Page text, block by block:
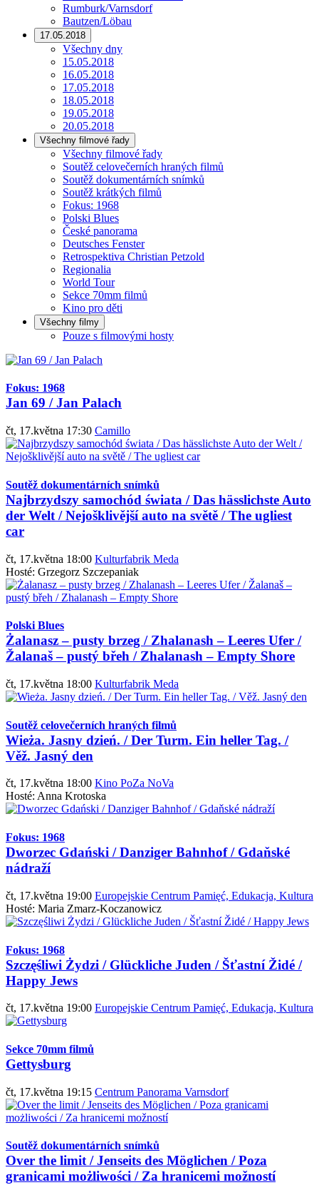
Rumburk/Varnsdorf
Bautzen/Löbau
17.05.2018
Všechny dny
15.05.2018
16.05.2018
17.05.2018
18.05.2018
19.05.2018
20.05.2018
Všechny filmové řady
Všechny filmové řady
Soutěž celovečerních hraných filmů
Soutěž dokumentárních snímků
Soutěž krátkých filmů
Fokus: 1968
Polski Blues
České panorama
Deutsches Fenster
Retrospektiva Christian Petzold
Regionalia
World Tour
Sekce 70mm filmů
Kino pro děti
Všechny filmy
Pouze s filmovými hosty
Fokus: 1968
Jan 69 / Jan Palach
čt, 17.května 17:30 Camillo
Soutěž dokumentárních snímků
Najbrzydszy samochód świata / Das hässlichste Auto
der Welt / Nejošklivější auto na světě / The ugliest
car
čt, 17.května 18:00 Kulturfabrik Meda
Hosté: Grzegorz Szczepaniak
Polski Blues
Żalanasz – pusty brzeg / Zhalanash – Leeres Ufer /
Žalanaš – pustý břeh / Zhalanash – Empty Shore
čt, 17.května 18:00 Kulturfabrik Meda
Soutěž celovečerních hraných filmů
Wieża. Jasny dzień. / Der Turm. Ein heller Tag. /
Věž. Jasný den
čt, 17.května 18:00 Kino PoZa NoVa
Hosté: Anna Krotoska
Fokus: 1968
Dworzec Gdański / Danziger Bahnhof / Gdaňské
nádraží
čt, 17.května 19:00 Europejskie Centrum Pamięć, Edukacja, Kultura
Hosté: Maria Zmarz-Koczanowicz
Fokus: 1968
Szczęśliwi Żydzi / Glückliche Juden / Šťastní Židé /
Happy Jews
čt, 17.května 19:00 Europejskie Centrum Pamięć, Edukacja, Kultura
Sekce 70mm filmů
Gettysburg
čt, 17.května 19:15 Centrum Panorama Varnsdorf
Soutěž dokumentárních snímků
Over the limit / Jenseits des Möglichen / Poza
granicami możliwości / Za hranicemi možností